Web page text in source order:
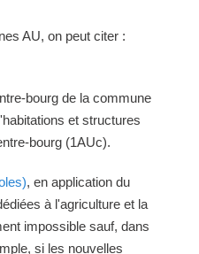
AU, on peut citer :
bourg de la commune
et structures
bourg (1AUc).
, en application du
à l'agriculture et la
impossible sauf, dans
si les nouvelles